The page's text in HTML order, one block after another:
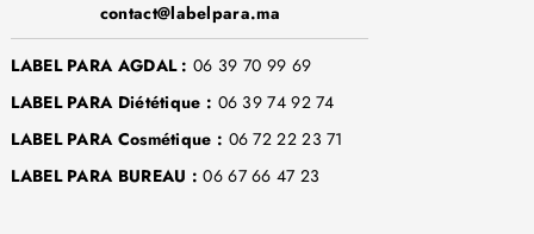
contact@labelpara.ma
LABEL PARA AGDAL : 06 39 70 99 69
LABEL PARA Diététique : 06 39 74 92 74
LABEL PARA Cosmétique : 06 72 22 23 71
LABEL PARA BUREAU : 06 67 66 47 23